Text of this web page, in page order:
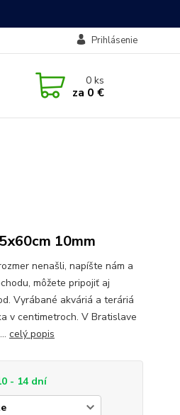
Prihlásenie
0ks
za 0 €
10mm
nenašli, napíšte nám a
môžete pripojiť aj
Vyrábané akváriá a teráriá
v centimetroch. V Bratislave
celý popis
- 14 dní